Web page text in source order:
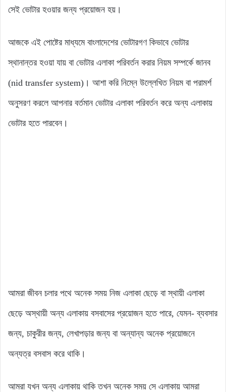
সেই ভোটার হওয়ার জন্য প্রয়োজন হয়।
আজকে এই পোষ্টের মাধ্যমে বাংলাদেশের ভোটারগণ কিভাবে ভোটার
স্থানান্তর হওয়া যায় বা ভোটার এলাকা পরিবর্তন করার নিয়ম সম্পর্কে জানব
(nid transfer system)। আশা করি নিম্নে উল্লেখিত নিয়ম বা পরামর্শ
অনুসরণ করলে আপনার বর্তমান ভোটার এলাকা পরিবর্তন করে অন্য এলাকায়
ভোটার হতে পারবেন।
আমরা জীবন চলার পথে অনেক সময় নিজ এলাকা ছেড়ে বা স্থায়ী এলাকা
ছেড়ে অস্থায়ী অন্য এলাকায় বসবাসের প্রয়োজন হতে পারে, যেমন- ব্যবসার
জন্য, চাকুরীর জন্য, লেখাপড়ার জন্য বা অন্যান্য অনেক প্রয়োজনে
অন্যত্র বসবাস করে থাকি।
আমরা যখন অন্য এলাকায় থাকি তখন অনেক সময় সে এলাকায় আমরা